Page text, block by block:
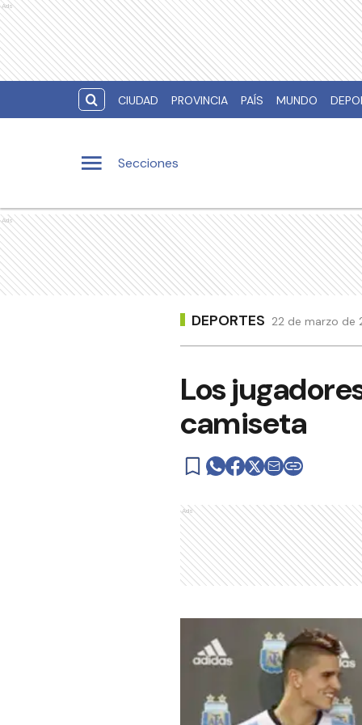
Ads
CIUDAD PROVINCIA PAÍS MUNDO
Secciones
Ads
DEPORTES 22 de marzo de
Los
camiseta
Ads